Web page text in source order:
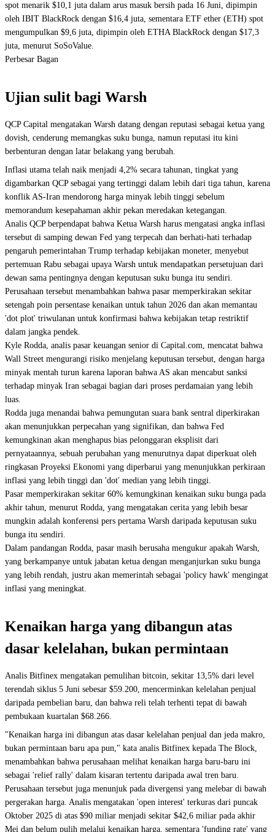
spot menarik $10,1 juta dalam arus masuk bersih pada 16 Juni, dipimpin
oleh IBIT BlackRock dengan $16,4 juta, sementara ETF ether (ETH) spot
mengumpulkan $9,6 juta, dipimpin oleh ETHA BlackRock dengan $17,3
juta, menurut SoSoValue.
Perbesar Bagan
Ujian sulit bagi Warsh
QCP Capital mengatakan Warsh datang dengan reputasi sebagai ketua yang
dovish, cenderung memangkas suku bunga, namun reputasi itu kini
berbenturan dengan latar belakang yang berubah.
Inflasi utama telah naik menjadi 4,2% secara tahunan, tingkat yang
digambarkan QCP sebagai yang tertinggi dalam lebih dari tiga tahun, karena
konflik AS-Iran mendorong harga minyak lebih tinggi sebelum
memorandum kesepahaman akhir pekan meredakan ketegangan.
Analis QCP berpendapat bahwa Ketua Warsh harus mengatasi angka inflasi
tersebut di samping dewan Fed yang terpecah dan berhati-hati terhadap
pengaruh pemerintahan Trump terhadap kebijakan moneter, menyebut
pertemuan Rabu sebagai upaya Warsh untuk mendapatkan persetujuan dari
dewan sama pentingnya dengan keputusan suku bunga itu sendiri.
Perusahaan tersebut menambahkan bahwa pasar memperkirakan sekitar
setengah poin persentase kenaikan untuk tahun 2026 dan akan memantau
'dot plot' triwulanan untuk konfirmasi bahwa kebijakan tetap restriktif
dalam jangka pendek.
Kyle Rodda, analis pasar keuangan senior di Capital.com, mencatat bahwa
Wall Street mengurangi risiko menjelang keputusan tersebut, dengan harga
minyak mentah turun karena laporan bahwa AS akan mencabut sanksi
terhadap minyak Iran sebagai bagian dari proses perdamaian yang lebih
luas.
Rodda juga menandai bahwa pemungutan suara bank sentral diperkirakan
akan menunjukkan perpecahan yang signifikan, dan bahwa Fed
kemungkinan akan menghapus bias pelonggaran eksplisit dari
pernyataannya, sebuah perubahan yang menurutnya dapat diperkuat oleh
ringkasan Proyeksi Ekonomi yang diperbarui yang menunjukkan perkiraan
inflasi yang lebih tinggi dan 'dot' median yang lebih tinggi.
Pasar memperkirakan sekitar 60% kemungkinan kenaikan suku bunga pada
akhir tahun, menurut Rodda, yang mengatakan cerita yang lebih besar
mungkin adalah konferensi pers pertama Warsh daripada keputusan suku
bunga itu sendiri.
Dalam pandangan Rodda, pasar masih berusaha mengukur apakah Warsh,
yang berkampanye untuk jabatan ketua dengan menganjurkan suku bunga
yang lebih rendah, justru akan memerintah sebagai 'policy hawk' mengingat
inflasi yang meningkat.
Kenaikan harga yang dibangun atas
dasar kelelahan, bukan permintaan
Analis Bitfinex mengatakan pemulihan bitcoin, sekitar 13,5% dari level
terendah siklus 5 Juni sebesar $59.200, mencerminkan kelelahan penjual
daripada pembelian baru, dan bahwa reli telah terhenti tepat di bawah
pembukaan kuartalan $68.266.
"Kenaikan harga ini dibangun atas dasar kelelahan penjual dan jeda makro,
bukan permintaan baru apa pun," kata analis Bitfinex kepada The Block,
menambahkan bahwa perusahaan melihat kenaikan harga baru-baru ini
sebagai 'relief rally' dalam kisaran tertentu daripada awal tren baru.
Perusahaan tersebut juga menunjuk pada divergensi yang melebar di bawah
pergerakan harga. Analis mengatakan 'open interest' terkuras dari puncak
Oktober 2025 di atas $90 miliar menjadi sekitar $42,6 miliar pada akhir
Mei dan belum pulih melalui kenaikan harga, sementara 'funding rate' yang